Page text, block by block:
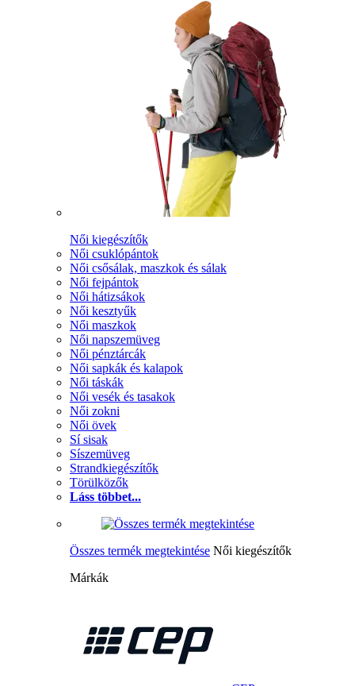
Női kiegészítők
Női csuklópántok
Női csősálak, maszkok és sálak
Női fejpántok
Női hátizsákok
Női kesztyűk
Női maszkok
Női napszemüveg
Női pénztárcák
Női sapkák és kalapok
Női táskák
Női vesék és tasakok
Női zokni
Női övek
Sí sisak
Síszemüveg
Strandkiegészítők
Törülközők
Láss többet...
Összes termék megtekintése Női kiegészítők
Márkák